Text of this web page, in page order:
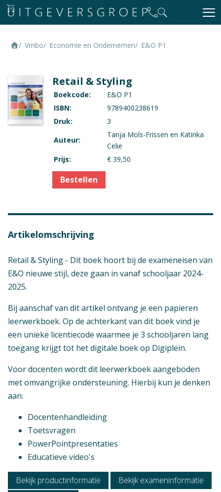
Vmbo Economie en Ondernemen E&O P1
Retail & Styling
Boekcode:
E&O P1
ISBN:
9789400238619
Druk:
3
Auteur:
Tanja Mols-Frissen en Katinka
Celie
Prijs:
€ 39,50
Bestellen
Artikelomschrijving
Retail & Styling - Dit boek hoort bij de exameneisen van
E&O nieuwe stijl, deze gaan in vanaf schooljaar 2024-
2025.
Bij aanschaf van dit artikel ontvang je een papieren
leerwerkboek. Op de achterkant van dit boek vind je
een unieke licentiecode waarmee je 3 schooljaren lang
toegang krijgt tot het digitale boek op Digiplein.
Voor docenten wordt dit leerwerkboek aangeboden
met omvangrijke ondersteuning. Hierbij kun je denken
aan:
Docentenhandleiding
Toetsvragen
PowerPointpresentaties
Educatieve video's
Bekijk productinformatie
Bekijk exameninformatie